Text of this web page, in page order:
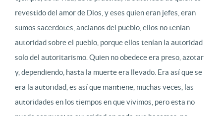
revestido del amor de Dios, y eses quien eran jefes, eran
sumos sacerdotes, ancianos del pueblo, ellos no tenían
autoridad sobre el pueblo, porque ellos tenían la autoridad
solo del autoritarismo. Quien no obedece era preso, azotar
y, dependiendo, hasta la muerte era llevado. Era así que se
era la autoridad, es así que mantiene, muchas veces, las
autoridades en los tiempos en que vivimos, pero esta no